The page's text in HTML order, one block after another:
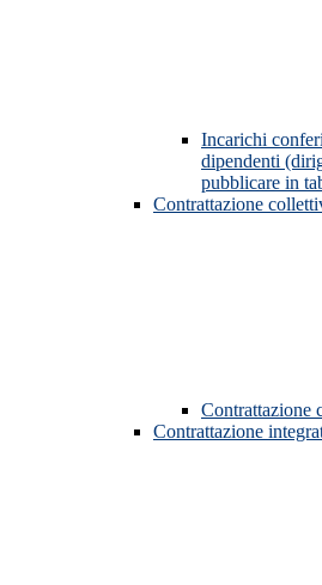
Incarichi
dipendenti
pubblicare in
Contrattazione
Contrattazione
Contrattazione